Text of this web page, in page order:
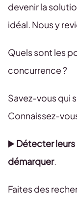
devenir la
idéal. Nous y
Quels sont les
concurrence ?
Savez-vous qui
Connaissez-
▶️Détecter leurs
démarquer.
Faites des